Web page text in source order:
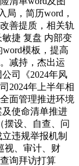
局，简历word，
善提质，相关轨
捷 复盘 内部变
模板，提高
减持，杰出运
司《2024年风
2024年上半年相
面管理推进环境
使命清单推进
摆设、自查、问
违规举报机制
视、审计、财
询拜访打算